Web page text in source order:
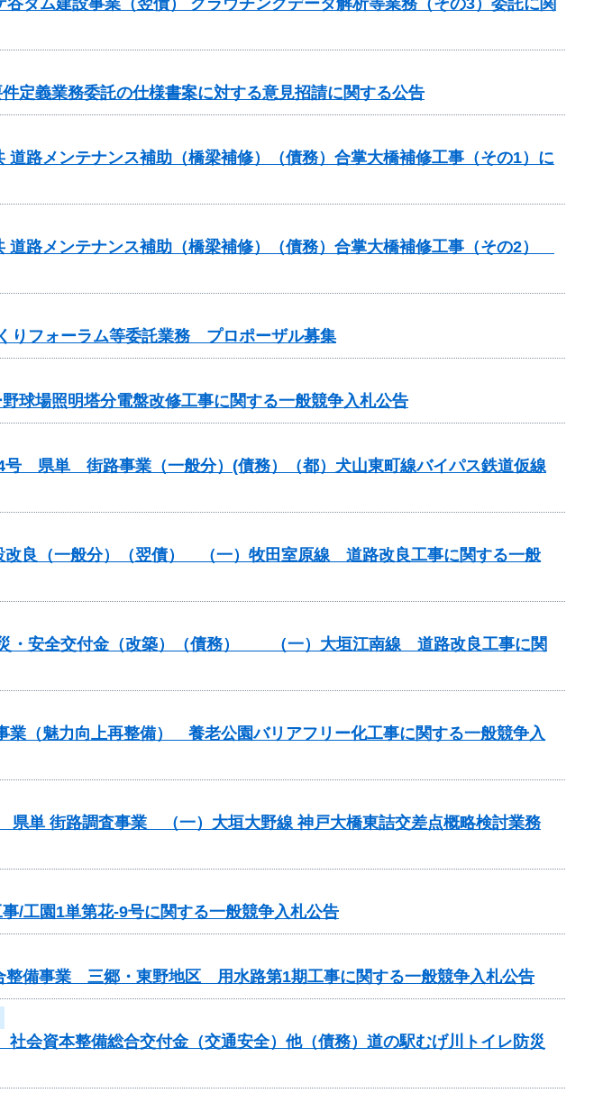
定義業務委託の仕様書案に対する意見招請に関する公告
道路メンテナンス補助（橋梁補修）（債務）合掌大橋補修工事（その1）に
道路メンテナンス補助（橋梁補修）（債務）合掌大橋補修工事（その2）
りフォーラム等委託業務 プロポーザル募集
球場照明塔分電盤改修工事に関する一般競争入札公告
号 県単 街路事業（一般分）(債務）（都）犬山東町線バイパス鉄道仮線
良（一般分）（翌債） （一）牧田室原線 道路改良工事に関する一般
・安全交付金（改築）（債務） （一）大垣江南線 道路改良工事に関
（魅力向上再整備） 養老公園バリアフリー化工事に関する一般競争入
県単 街路調査事業 （一）大垣大野線 神戸大橋東詰交差点概略検討業務
/工園1単第花-9号に関する一般競争入札公告
整備事業 三郷・東野地区 用水路第1期工事に関する一般競争入札公告
会資本整備総合交付金（交通安全）他（債務）道の駅むげ川トイレ防災